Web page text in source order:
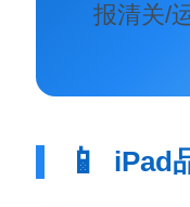
报清关/
📱 iPad